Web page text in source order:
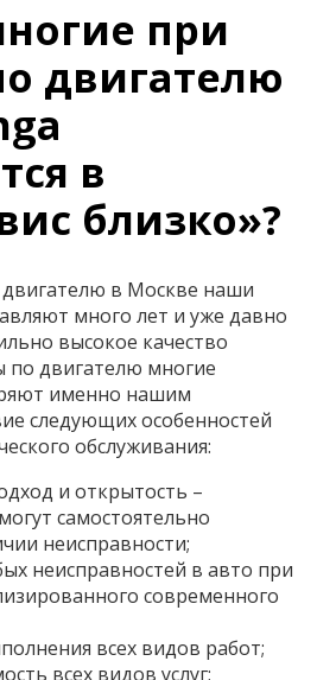
при
двигателю
в
близко»?
двигателю в Москве наши
много лет и уже давно
высокое качество
по двигателю многие
именно нашим
следующих особенностей
обслуживания:
и открытость –
самостоятельно
неисправности;
неисправностей в авто при
современного
всех видов работ;
всех видов услуг;